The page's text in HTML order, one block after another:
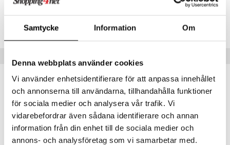
Samtycke Information Om
Denna webbplats använder cookies
Vi använder enhetsidentifierare för att anpassa innehållet
och annonserna till användarna, tillhandahålla funktioner
för sociala medier och analysera vår trafik. Vi
vidarebefordrar även sådana identifierare och annan
information från din enhet till de sociala medier och
annons- och analysföretag som vi samarbetar med.
Lägsta pris senaste 30 dagarna: 59 kr
eko
dusch & tvål
oljor